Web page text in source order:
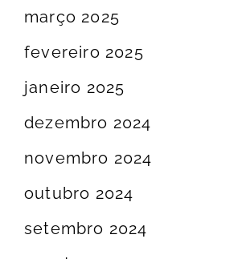
março 2025
fevereiro 2025
janeiro 2025
dezembro 2024
novembro 2024
outubro 2024
setembro 2024